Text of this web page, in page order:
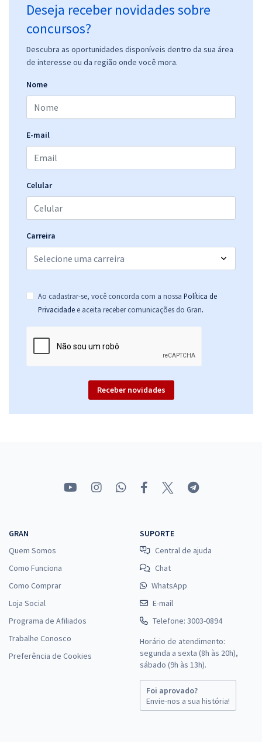
Deseja receber novidades sobre
concursos?
Descubra as oportunidades disponíveis dentro da sua área
de interesse ou da região onde você mora.
Nome
E-mail
Celular
Carreira
Ao cadastrar-se, você concorda com a nossa Política de
Privacidade e aceita receber comunicações do Gran.
Receber novidades
GRAN
Quem Somos
Como Funciona
Como Comprar
Loja Social
Programa de Afiliados
Trabalhe Conosco
Preferência de Cookies
SUPORTE
Central de ajuda
Chat
WhatsApp
E-mail
Telefone: 3003-0894
Horário de atendimento:
segunda a sexta (8h às 20h),
sábado (9h às 13h).
Foi aprovado?
Envie-nos a sua história!